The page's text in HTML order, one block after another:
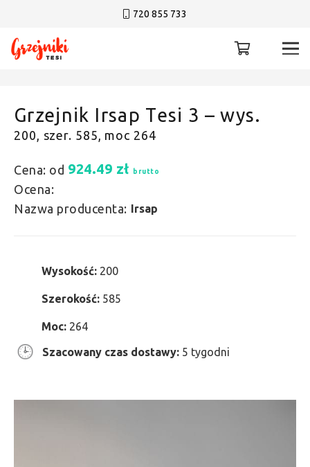
720 855 733
Grzejnik Irsap Tesi 3 – wys.
200, szer. 585, moc 264
Cena: od 924.49 zł brutto
Ocena:
Nazwa producenta: Irsap
Wysokość: 200
Szerokość: 585
Moc: 264
Szacowany czas dostawy: 5 tygodni